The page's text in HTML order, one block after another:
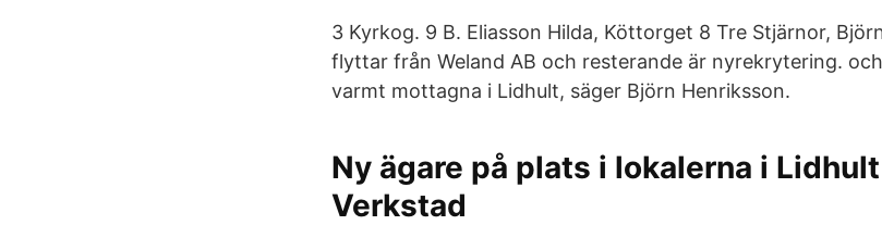
3 Kyrkog. 9 B. Eliasson Hilda, Köttorget 8 Tre Stjärnor,
flyttar från Weland AB och resterande är nyrekrytering.
varmt mottagna i Lidhult, säger Björn Henriksson.
Ny ägare på plats i lokalerna i
Verkstad